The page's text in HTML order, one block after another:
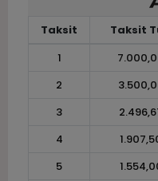
Taksit Taksit
1
2
3
4
5